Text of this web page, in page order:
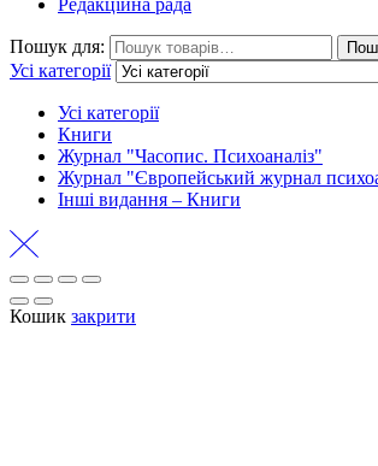
Редакційна рада
Пошук для:
Усі категорії
Усі категорії
Книги
Журнал "Часопис. Психоаналіз"
Журнал "Європейський журнал
Інші видання – Книги
Кошик закрити